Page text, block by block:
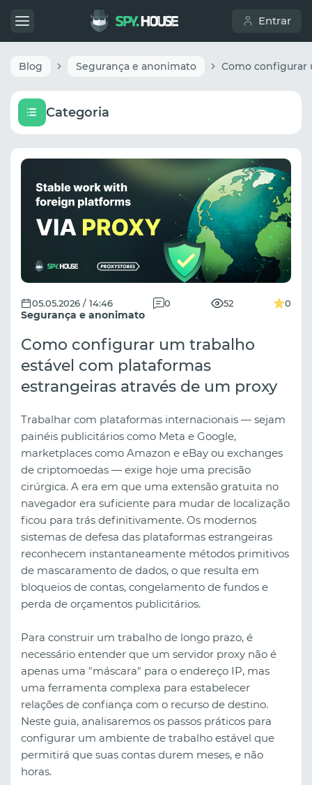
Entrar
Blog Segurança e anonimato
Categoria
Segurança e anonimato
05.05.2026 / 14:46 0 52 0
Como configurar um trabalho
estável com plataformas
estrangeiras através de um proxy
Trabalhar com plataformas internacionais — sejam
painéis publicitários como Meta e Google,
marketplaces como Amazon e eBay ou exchanges
de criptomoedas — exige hoje uma precisão
cirúrgica. A era em que uma extensão gratuita no
navegador era suficiente para mudar de localização
ficou para trás definitivamente. Os modernos
sistemas de defesa das plataformas estrangeiras
reconhecem instantaneamente métodos primitivos
de mascaramento de dados, o que resulta em
bloqueios de contas, congelamento de fundos e
perda de orçamentos publicitários.
Para construir um trabalho de longo prazo, é
necessário entender que um servidor proxy não é
apenas uma "máscara" para o endereço IP, mas
uma ferramenta complexa para estabelecer
relações de confiança com o recurso de destino.
Neste guia, analisaremos os passos práticos para
configurar um ambiente de trabalho estável que
permitirá que suas contas durem meses, e não
horas.